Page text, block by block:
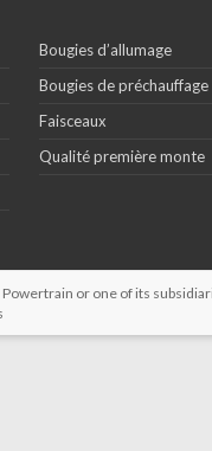
Bougies d’allumage
Bougies de préchauffage
Faisceaux
Qualité première monte
or one of its